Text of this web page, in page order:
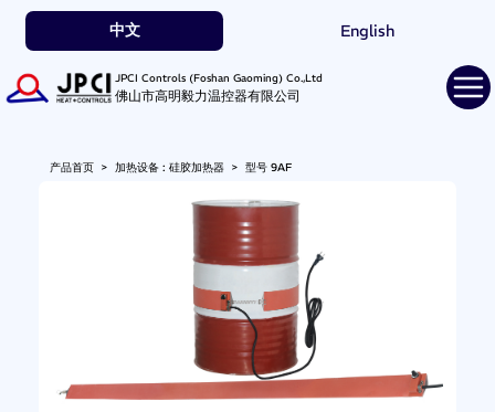
中文 English
JPCI Controls (Foshan Gaoming) Co.,Ltd
佛山市高明毅力温控器有限公司
产品首页> 加热设备 : 硅胶加热器> 型号 9AF